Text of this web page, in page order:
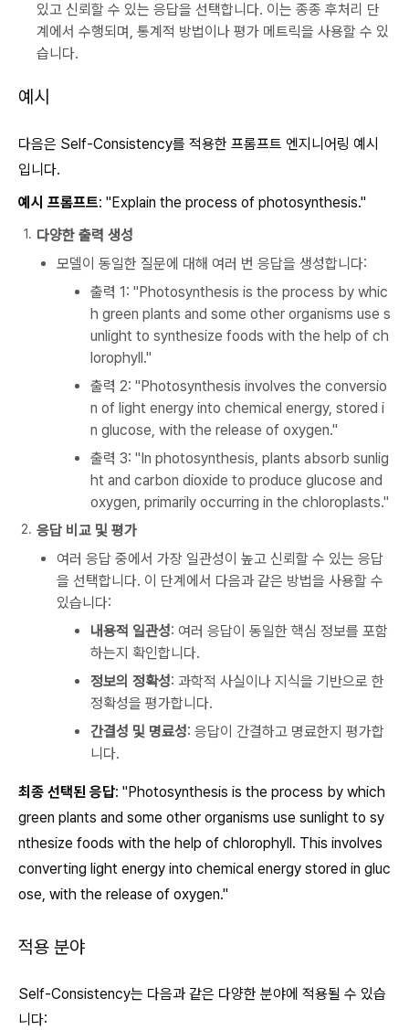
있고 신뢰할 수 있는 응답을 선택합니다. 이는 종종 후처리 단
계에서 수행되며, 통계적 방법이나 평가 메트릭을 사용할 수 있
습니다.
예시
다음은 Self-Consistency를 적용한 프롬프트 엔지니어링 예시
입니다.
예시 프롬프트: "Explain the process of photosynthesis."
다양한 출력 생성
모델이 동일한 질문에 대해 여러 번 응답을 생성합니다:
출력 1: "Photosynthesis is the process by whic
h green plants and some other organisms use s
unlight to synthesize foods with the help of ch
lorophyll."
출력 2: "Photosynthesis involves the conversio
n of light energy into chemical energy, stored i
n glucose, with the release of oxygen."
출력 3: "In photosynthesis, plants absorb sunlig
ht and carbon dioxide to produce glucose and
oxygen, primarily occurring in the chloroplasts."
응답 비교 및 평가
여러 응답 중에서 가장 일관성이 높고 신뢰할 수 있는 응답
을 선택합니다. 이 단계에서 다음과 같은 방법을 사용할 수
있습니다:
내용적 일관성: 여러 응답이 동일한 핵심 정보를 포함
하는지 확인합니다.
정보의 정확성: 과학적 사실이나 지식을 기반으로 한
정확성을 평가합니다.
간결성 및 명료성: 응답이 간결하고 명료한지 평가합
니다.
최종 선택된 응답: "Photosynthesis is the process by which
green plants and some other organisms use sunlight to sy
nthesize foods with the help of chlorophyll. This involves
converting light energy into chemical energy stored in gluc
ose, with the release of oxygen."
적용 분야
Self-Consistency는 다음과 같은 다양한 분야에 적용될 수 있습
니다: